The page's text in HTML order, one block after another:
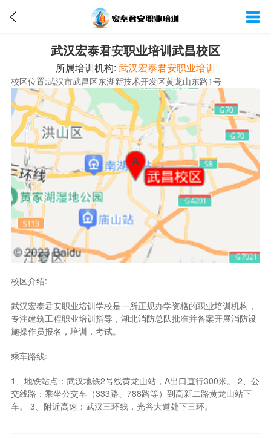
武汉宏泰君安职业培训武昌校区
所属培训机构: 武汉宏泰君安职业培训
校区位置:武汉市武昌区东湖新技术开发区黄龙山东路1号
校区介绍:
武汉宏泰君安职业培训学校是一所正规办学资格的职业培训机构，
专注建筑工程职业培训指导，湖北消防总队批准并备案开展消防设
施操作员报名，培训，考试。
乘车路线:
1、地铁站点：武汉地铁2号线黄龙山站，A出口直行300米。 2、公
交线路：乘坐公交车（333路、788路等）到高新二路黄龙山站下
车。 3、附近高速：武汉三环线，光谷大道处下三环。